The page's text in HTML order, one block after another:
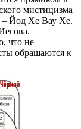
мистицизма
– Йод Хе Вау Хе.
что не
обращаются к